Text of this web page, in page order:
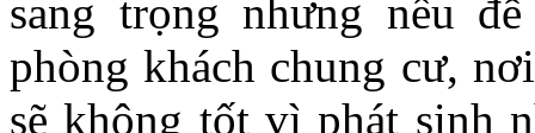
sang trọng nhưng nếu
phòng khách chung cư,
sẽ không tốt vì phát sinh